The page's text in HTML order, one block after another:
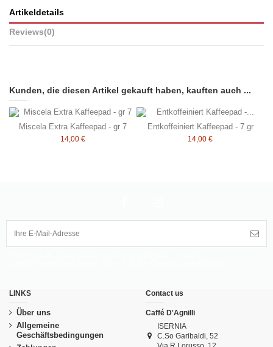
Artikeldetails
Reviews(0)
Kunden, die diesen Artikel gekauft haben, kauften auch ...
Miscela Extra Kaffeepad - gr 7
14,00 €
Entkoffeiniert Kaffeepad - 7 gr
14,00 €
LINKS
Über uns
Allgemeine
Geschäftsbedingungen
Contact us
Caffé D'Agnilli
ISERNIA
C.So Garibaldi, 52